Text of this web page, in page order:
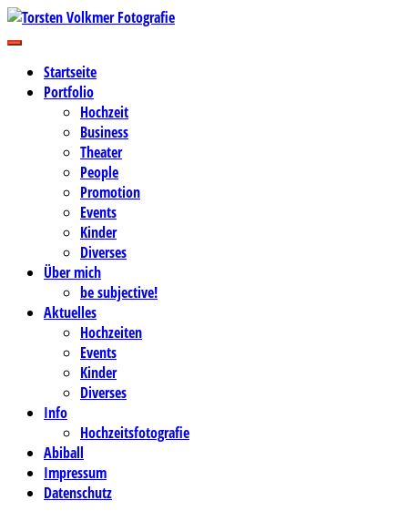
Zum
Inhalt
Torsten Volkmer Fotografie
Business-, Portrait- und Hochzeitsfotografie
Startseite
Portfolio
Hochzeit
Business
Theater
People
Promotion
Events
Kinder
Diverses
Über mich
be subjective!
Aktuelles
Hochzeiten
Events
Kinder
Diverses
Info
Hochzeitsfotografie
Abiball
Impressum
Datenschutz